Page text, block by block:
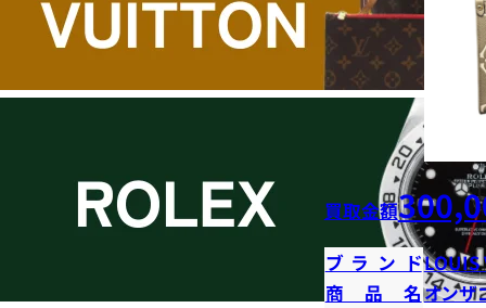
買取金額
ブランドLOUIS
商品名オンザ